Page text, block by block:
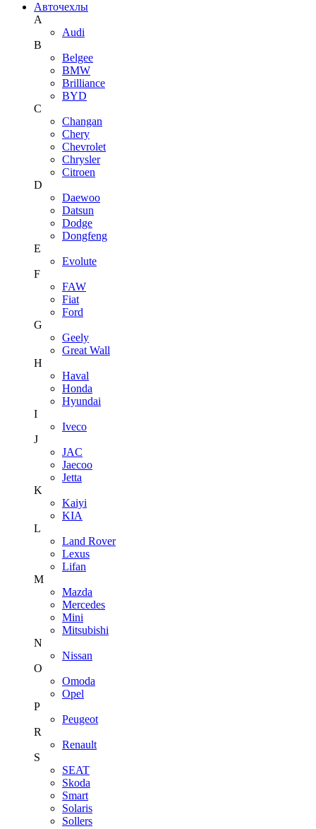
Авточехлы
A
Audi
B
Belgee
BMW
Brilliance
BYD
C
Changan
Chery
Chevrolet
Chrysler
Citroen
D
Daewoo
Datsun
Dodge
Dongfeng
E
Evolute
F
FAW
Fiat
Ford
G
Geely
Great Wall
H
Haval
Honda
Hyundai
I
Iveco
J
JAC
Jaecoo
Jetta
K
Kaiyi
KIA
L
Land Rover
Lexus
Lifan
M
Mazda
Mercedes
Mini
Mitsubishi
N
Nissan
O
Omoda
Opel
P
Peugeot
R
Renault
S
SEAT
Skoda
Smart
Solaris
Sollers